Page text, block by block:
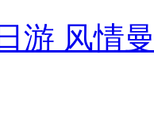
游 风情